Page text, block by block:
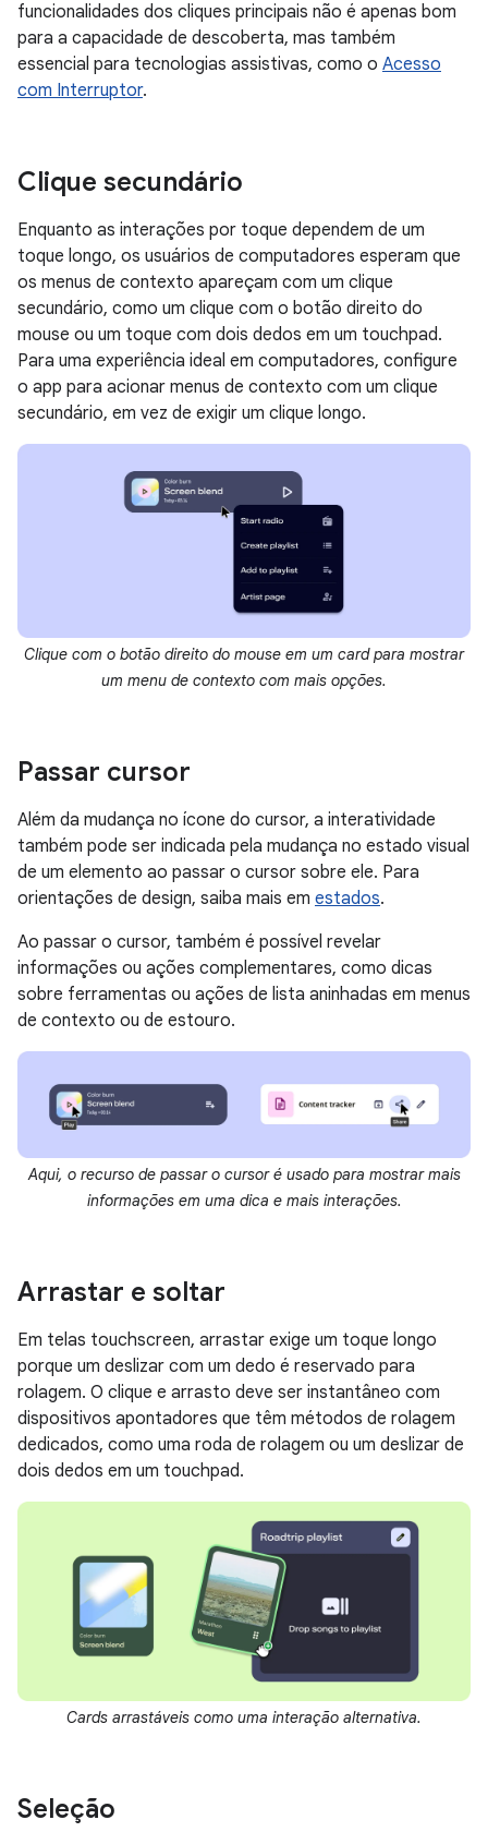
funcionalidades dos cliques principais não é apenas bom
para a capacidade de descoberta, mas também
essencial para tecnologias assistivas, como o Acesso
com Interruptor.
Clique secundário
Enquanto as interações por toque dependem de um
toque longo, os usuários de computadores esperam que
os menus de contexto apareçam com um clique
secundário, como um clique com o botão direito do
mouse ou um toque com dois dedos em um touchpad.
Para uma experiência ideal em computadores, configure
o app para acionar menus de contexto com um clique
secundário, em vez de exigir um clique longo.
Clique com o botão direito do mouse em um card para mostrar
um menu de contexto com mais opções.
Passar cursor
Além da mudança no ícone do cursor, a interatividade
também pode ser indicada pela mudança no estado visual
de um elemento ao passar o cursor sobre ele. Para
orientações de design, saiba mais em estados.
Ao passar o cursor, também é possível revelar
informações ou ações complementares, como dicas
sobre ferramentas ou ações de lista aninhadas em menus
de contexto ou de estouro.
Aqui, o recurso de passar o cursor é usado para mostrar mais
informações em uma dica e mais interações.
Arrastar e soltar
Em telas touchscreen, arrastar exige um toque longo
porque um deslizar com um dedo é reservado para
rolagem. O clique e arrasto deve ser instantâneo com
dispositivos apontadores que têm métodos de rolagem
dedicados, como uma roda de rolagem ou um deslizar de
dois dedos em um touchpad.
Cards arrastáveis como uma interação alternativa.
Seleção